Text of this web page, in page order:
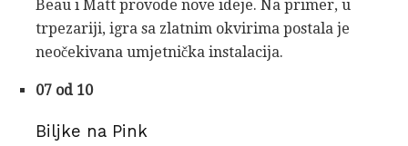
Beau i Matt provode nove ideje. Na primer, u
trpezariji, igra sa zlatnim okvirima postala je
neočekivana umjetnička instalacija.
07 od 10
Biljke na Pink